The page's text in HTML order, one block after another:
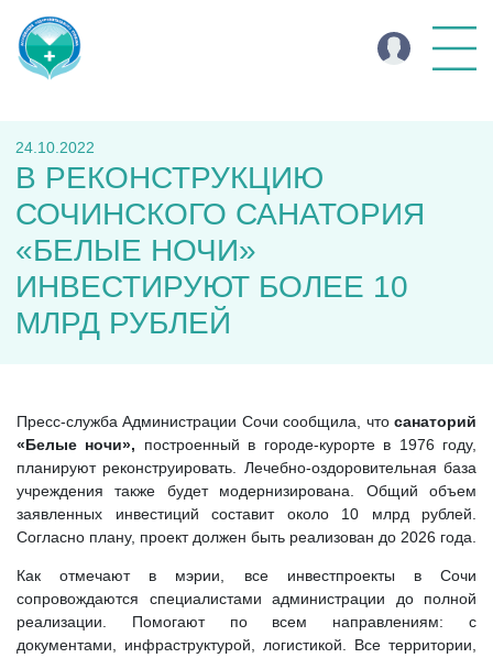
24.10.2022
В РЕКОНСТРУКЦИЮ
СОЧИНСКОГО САНАТОРИЯ
«БЕЛЫЕ НОЧИ»
ИНВЕСТИРУЮТ БОЛЕЕ 10
МЛРД РУБЛЕЙ
Пресс-служба Администрации Сочи сообщила, чтосанаторий
«Белые ночи», построенный в городе-курорте в 1976 году,
планируют реконструировать. Лечебно-оздоровительная база
учреждения также будет модернизирована. Общий объем
заявленных инвестиций составит около 10 млрд рублей.
Согласно плану, проект должен быть реализован до 2026 года.
Как отмечают в мэрии, все инвестпроекты в Сочи
сопровождаются специалистами администрации до полной
реализации. Помогают по всем направлениям: с
документами, инфраструктурой, логистикой. Все территории,